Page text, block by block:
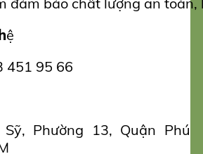
ệ
451 95 66
Phường 13, Quận Phú